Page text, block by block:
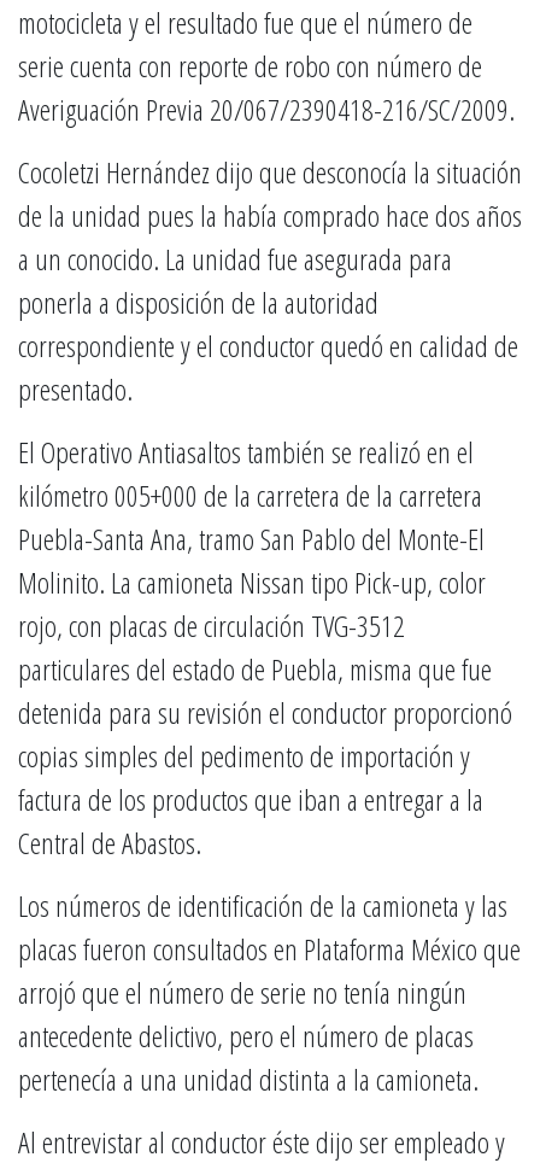
motocicleta y el resultado fue que el número de
serie cuenta con reporte de robo con número de
Averiguación Previa 20/067/2390418-216/SC/2009.
Cocoletzi Hernández dijo que desconocía la situación
de la unidad pues la había comprado hace dos años
a un conocido. La unidad fue asegurada para
ponerla a disposición de la autoridad
correspondiente y el conductor quedó en calidad de
presentado.
El Operativo Antiasaltos también se realizó en el
kilómetro 005+000 de la carretera de la carretera
Puebla-Santa Ana, tramo San Pablo del Monte-El
Molinito. La camioneta Nissan tipo Pick-up, color
rojo, con placas de circulación TVG-3512
particulares del estado de Puebla, misma que fue
detenida para su revisión el conductor proporcionó
copias simples del pedimento de importación y
factura de los productos que iban a entregar a la
Central de Abastos.
Los números de identificación de la camioneta y las
placas fueron consultados en Plataforma México que
arrojó que el número de serie no tenía ningún
antecedente delictivo, pero el número de placas
pertenecía a una unidad distinta a la camioneta.
Al entrevistar al conductor éste dijo ser empleado y